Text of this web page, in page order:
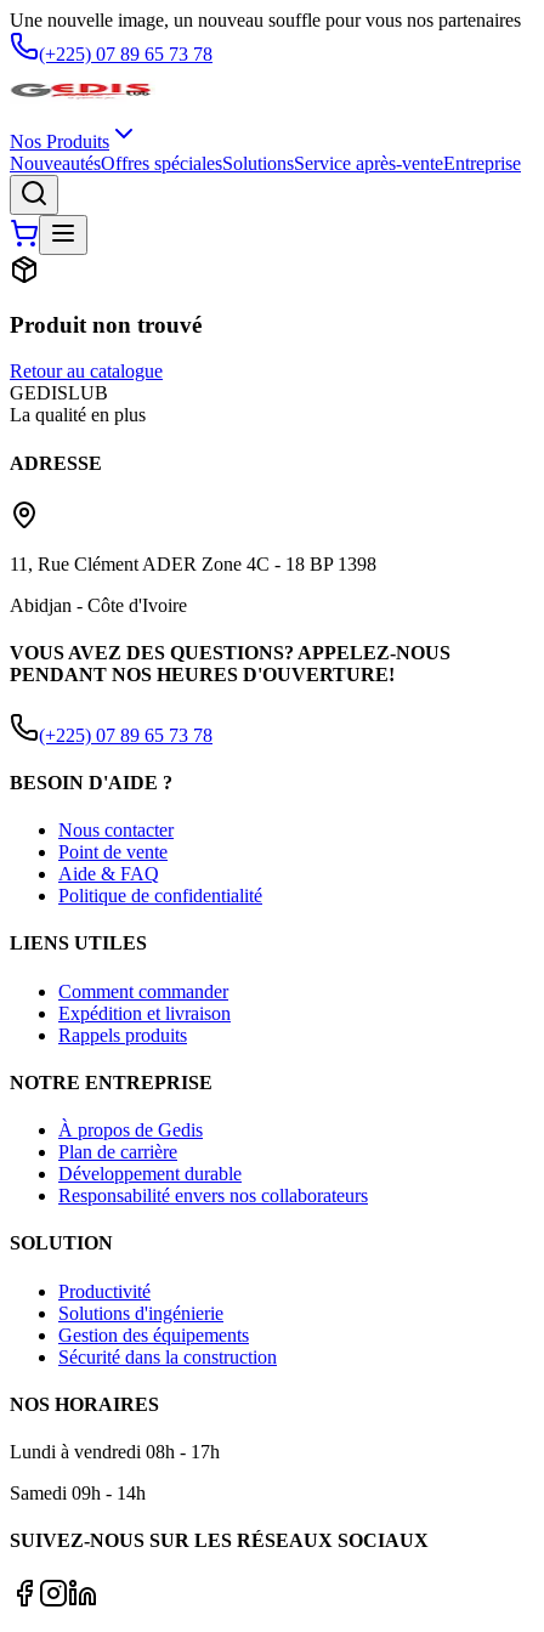
Une nouvelle image, un nouveau souffle pour vous nos partenaires
(+225) 07 89 65 73 78
Nos Produits
NouveautésOffres spécialesSolutionsService après-venteEntreprise
Produit non trouvé
Retour au catalogue
GEDISLUB
La qualité en plus
ADRESSE
11, Rue Clément ADER Zone 4C - 18 BP 1398
Abidjan - Côte d'Ivoire
VOUS AVEZ DES QUESTIONS? APPELEZ-NOUS
PENDANT NOS HEURES D'OUVERTURE!
(+225) 07 89 65 73 78
BESOIN D'AIDE ?
Nous contacter
Point de vente
Aide & FAQ
Politique de confidentialité
LIENS UTILES
Comment commander
Expédition et livraison
Rappels produits
NOTRE ENTREPRISE
À propos de Gedis
Plan de carrière
Développement durable
Responsabilité envers nos collaborateurs
SOLUTION
Productivité
Solutions d'ingénierie
Gestion des équipements
Sécurité dans la construction
NOS HORAIRES
Lundi à vendredi 08h - 17h
Samedi 09h - 14h
SUIVEZ-NOUS SUR LES RÉSEAUX SOCIAUX